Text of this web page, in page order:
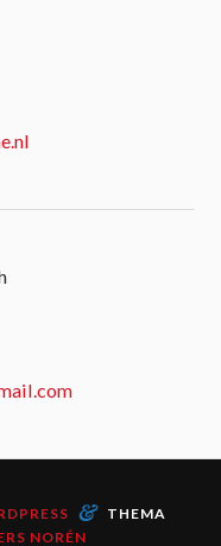
&
THEMA
NORÉN